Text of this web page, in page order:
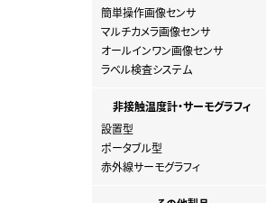
簡単操作画像センサ
マルチカメラ画像センサ
オールインワン画像センサ
ラベル検査システム
非接触温度計・サーモグラフィ
設置型
ポータブル型
赤外線サーモグラフィ